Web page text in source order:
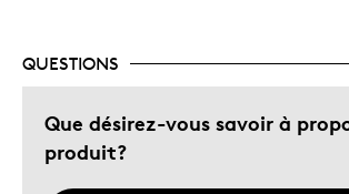
QUESTIONS
Que désirez-vous savoir à
produit?